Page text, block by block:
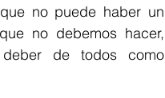
no puede haber un
no debemos hacer,
deber de todos como